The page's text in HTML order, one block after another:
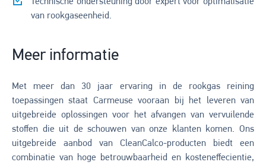
van rookgaseenheid.
Meer informatie
Met meer dan 30 jaar ervaring in de rookgas reining
toepassingen staat Carmeuse vooraan bij het leveren van
uitgebreide oplossingen voor het afvangen van vervuilende
stoffen die uit de schouwen van onze klanten komen. Ons
uitgebreide aanbod van CleanCalco-producten biedt een
combinatie van hoge betrouwbaarheid en kosteneffecientie,